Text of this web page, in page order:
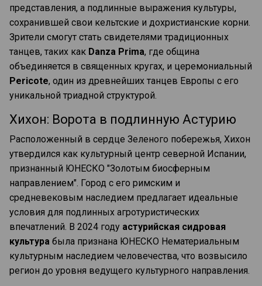
представления, а подлинные выражения культуры,
сохранившей свои кельтские и дохристианские корни.
Зрители смогут стать свидетелями традиционных
танцев, таких как Danza Prima, где община
объединяется в священных кругах, и церемониальный
Pericote, один из древнейших танцев Европы с его
уникальной триадной структурой.
Хихон: Ворота в подлинную Астурию
Расположенный в сердце Зеленого побережья, Хихон
утвердился как культурный центр северной Испании,
признанный ЮНЕСКО "Золотым биосферным
направлением". Город с его римским и
средневековым наследием предлагает идеальные
условия для подлинных агротуристических
впечатлений. В 2024 году астурийская сидровая
культура была признана ЮНЕСКО Нематериальным
культурным наследием человечества, что возвысило
регион до уровня ведущего культурного направления.